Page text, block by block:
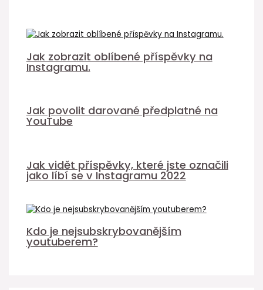
Jak zobrazit oblíbené příspěvky na
Instagramu.
Jak povolit darované předplatné na
YouTube
Jak vidět příspěvky, které jste označili
jako líbí se v Instagramu 2022
Kdo je nejsubskrybovanějším
youtuberem?